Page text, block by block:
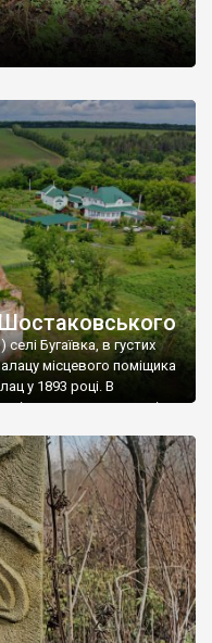
Шостаковського
Бугаївка, в густих
місцевого поміщика
у 1893 році. В
містилася школа, потім
лікарню. Коли із
[…]